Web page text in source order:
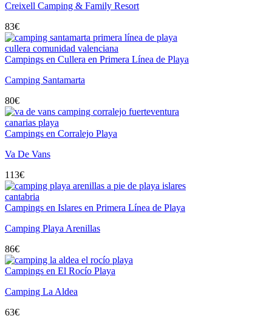
Creixell Camping & Family Resort
83€
Campings en Cullera en Primera Línea de Playa
Camping Santamarta
80€
Campings en Corralejo Playa
Va De Vans
113€
Campings en Islares en Primera Línea de Playa
Camping Playa Arenillas
86€
Campings en El Rocío Playa
Camping La Aldea
63€